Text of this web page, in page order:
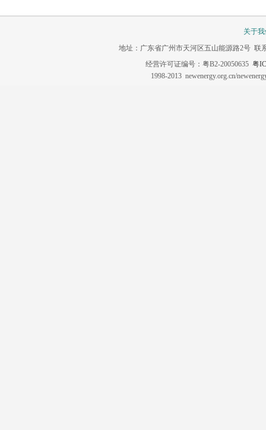
关于
地址：广东省广州市天河区五山能源路2号 联
经营许可证编号：粤B2-20050635 粤
1998-2013 newenergy.org.cn/